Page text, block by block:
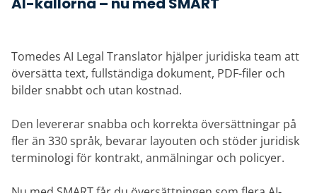
Tomedes AI Legal Translator hjälper juridiska team att
översätta text, fullständiga dokument, PDF-filer och
bilder snabbt och utan kostnad.
Den levererar snabba och korrekta översättningar på
fler än 330 språk, bevarar layouten och stöder juridisk
terminologi för kontrakt, anmälningar och policyer.